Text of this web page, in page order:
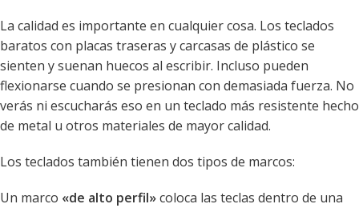
La calidad es importante en cualquier cosa. Los teclados
baratos con placas traseras y carcasas de plástico se
sienten y suenan huecos al escribir. Incluso pueden
flexionarse cuando se presionan con demasiada fuerza. No
verás ni escucharás eso en un teclado más resistente hecho
de metal u otros materiales de mayor calidad.
Los teclados también tienen dos tipos de marcos:
Un marco «de alto perfil»coloca las teclas dentro de una